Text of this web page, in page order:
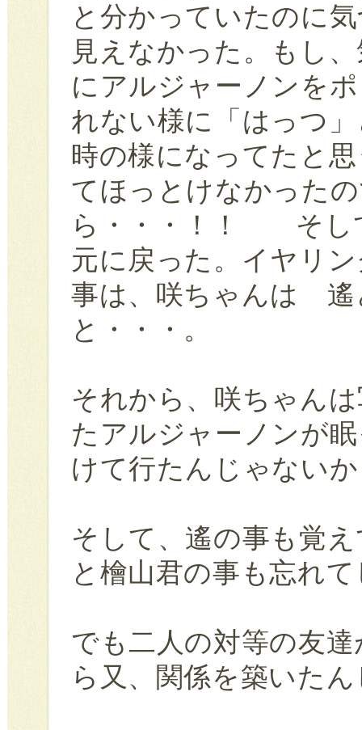
と分かっていたのに
見えなかった。もし
にアルジャーノンを
れない様に「はっつ
時の様になってたと
てほっとけなかった
ら・・・！！ そし
元に戻った。イヤリ
事は、咲ちゃんは 遙
と・・・。
それから、咲ちゃん
たアルジャーノンが
けて行たんじゃない
そして、遙の事も覚
と檜山君の事も忘れ
でも二人の対等の友
ら又、関係を築いた